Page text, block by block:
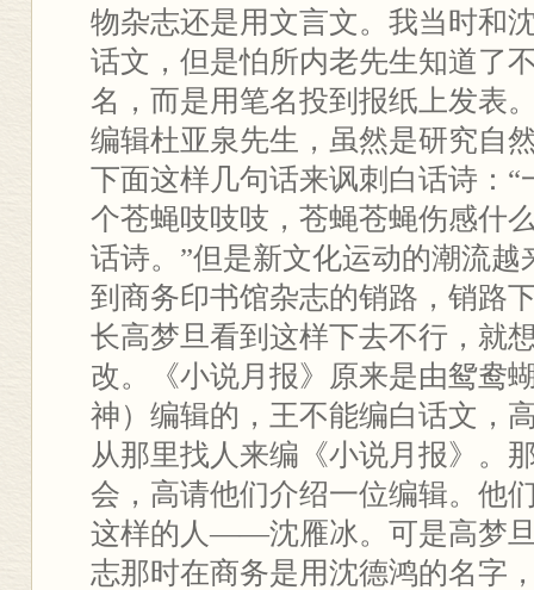
物杂志还是用文言文。我当时和
话文，但是怕所内老先生知道了
名，而是用笔名投到报纸上发表
编辑杜亚泉先生，虽然是研究自
下面这样几句话来讽刺白话诗：
个苍蝇吱吱吱，苍蝇苍蝇伤感什
话诗。”但是新文化运动的潮流
到商务印书馆杂志的销路，销路
长高梦旦看到这样下去不行，就
改。《小说月报》原来是由鸳鸯
神）编辑的，王不能编白话文，
从那里找人来编《小说月报》。
会，高请他们介绍一位编辑。他
这样的人——沈雁冰。可是高梦
志那时在商务是用沈德鸿的名字